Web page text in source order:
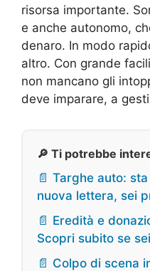
risorsa importante.
e anche autonomo,
denaro. In modo
altro. Con grande
non mancano gli
deve imparare, a
🔎 Ti potrebbe
📄 Targhe auto:
nuova lettera, sei
📄 Eredità e
Scopri subito se
📄 Colpo di scena